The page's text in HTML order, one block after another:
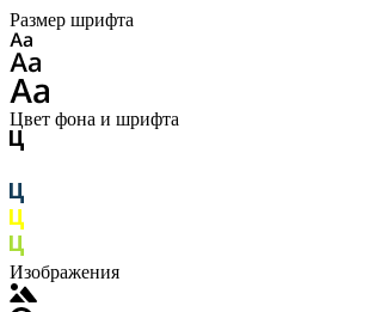
Размер шрифта
Цвет фона и шрифта
Изображения